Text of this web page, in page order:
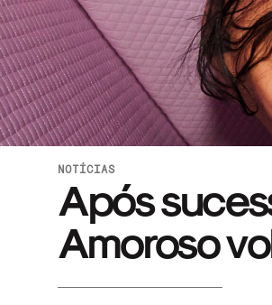
NOTÍCIAS
Após
Amoroso